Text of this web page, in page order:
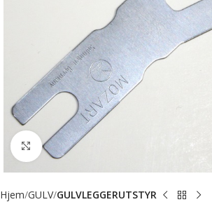
Forstørr bilde
Hjem GULV GULVLEGGERUTSTYR